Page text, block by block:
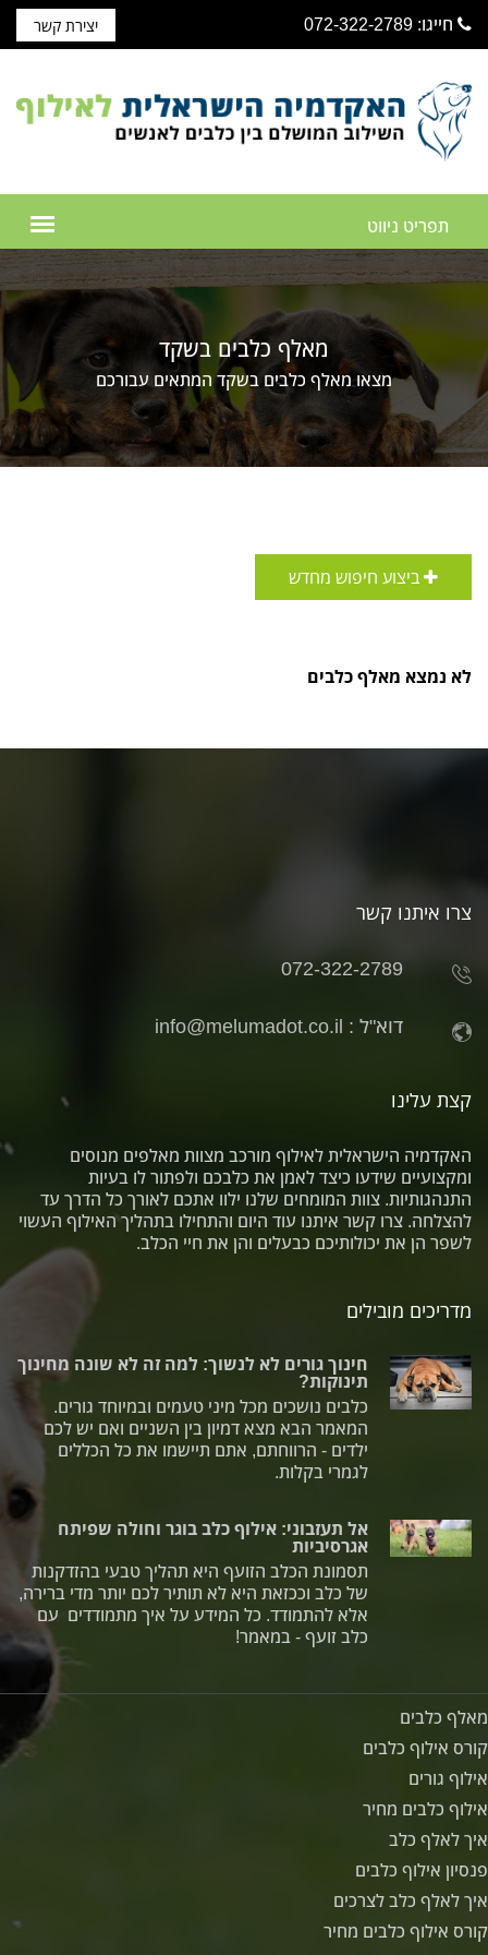
חייגו: 072-322-2789 יצירת קשר
מאלף כלבים בשקד
מצאו מאלף כלבים בשקד המתאים עבורכם
ביצוע חיפוש מחדש
לא נמצא מאלף כלבים
צרו איתנו קשר
072-322-2789
דוא"ל : info@melumadot.co.il
מדריכים מובילים
חינוך גורים לא לנשוך: למה זה לא שונה מחינוך
תינוקות?
כלבים נושכים מכל מיני טעמים ובמיוחד גורים.
המאמר הבא מצא דמיון בין השניים ואם יש לכם
ילדים - הרווחתם, אתם תיישמו את כל הכללים
לגמרי בקלות.
אל תעזבוני: אילוף כלב בוגר וחולה שפיתח
אגרסיביות
תסמונת הכלב הזועף היא תהליך טבעי בהזדקנות
של כלב וככזאת היא לא תותיר לכם יותר מדי ברירה,
אלא להתמודד. כל המידע על איך מתמודדים עם
כלב זועף - במאמר!
קצת עלינו
האקדמיה הישראלית לאילוף מורכב מצוות מאלפים מנוסים
ומקצועיים שידעו כיצד לאמן את כלבכם ולפתור לו בעיות
התנהגותיות. צוות המומחים שלנו ילוו אתכם לאורך כל הדרך עד
להצלחה. צרו קשר איתנו עוד היום והתחילו בתהליך האילוף העשוי
לשפר הן את יכולותיכם כבעלים והן את חיי הכלב.
מאלף כלבים
קורס אילוף כלבים
אילוף גורים
אילוף כלבים מחיר
איך לאלף כלב
פנסיון אילוף כלבים
איך לאלף כלב לצרכים
קורס אילוף כלבים מחיר